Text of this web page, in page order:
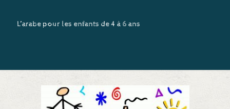
L’arabe pour les enfants de 4 à 6 ans